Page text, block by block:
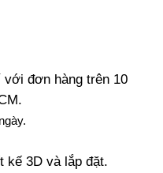
với đơn hàng trên 10
kế 3D và lắp đặt.